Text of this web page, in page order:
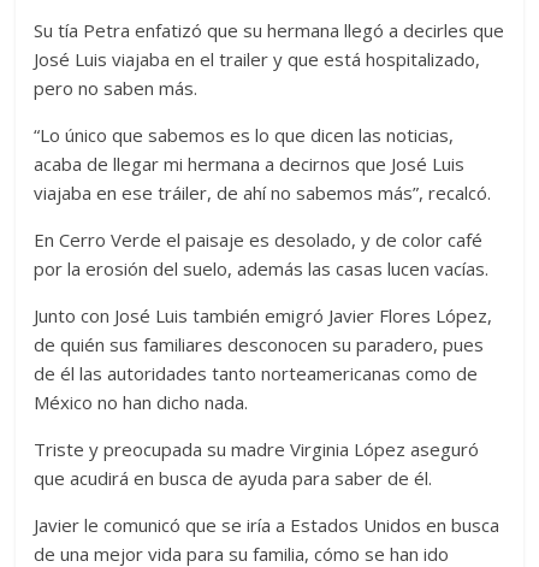
Su tía Petra enfatizó que su hermana llegó a decirles que
José Luis viajaba en el trailer y que está hospitalizado,
pero no saben más.
“Lo único que sabemos es lo que dicen las noticias,
acaba de llegar mi hermana a decirnos que José Luis
viajaba en ese tráiler, de ahí no sabemos más”, recalcó.
En Cerro Verde el paisaje es desolado, y de color café
por la erosión del suelo, además las casas lucen vacías.
Junto con José Luis también emigró Javier Flores López,
de quién sus familiares desconocen su paradero, pues
de él las autoridades tanto norteamericanas como de
México no han dicho nada.
Triste y preocupada su madre Virginia López aseguró
que acudirá en busca de ayuda para saber de él.
Javier le comunicó que se iría a Estados Unidos en busca
de una mejor vida para su familia, cómo se han ido